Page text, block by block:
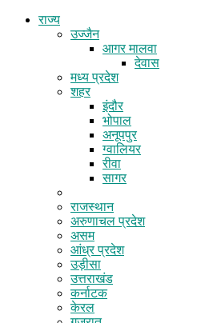
राज्य
उज्जैन
आगर मालवा
देवास
मध्य प्रदेश
शहर
इंदौर
भोपाल
अनूपपुर
ग्वालियर
रीवा
सागर
राजस्थान
अरुणाचल प्रदेश
असम
आंध्र प्रदेश
उड़ीसा
उत्तराखंड
कर्नाटक
केरल